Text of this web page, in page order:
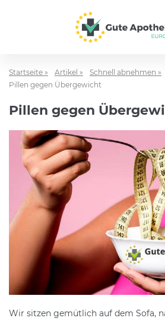
Startseite » Artikel »
Schnell abnehmen »
Pillen gegen Übergewicht
Pillen gegen
Wir sitzen gemütlich auf dem Sofa,